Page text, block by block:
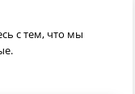
назначения
рекомендациями.
или на ссылку
с тем, что мы